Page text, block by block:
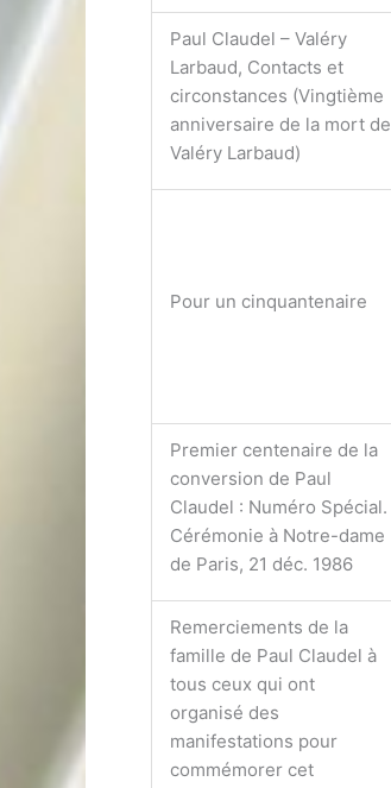
Paul Claudel – Valéry
Larbaud, Contacts et
circonstances (Vingtième
anniversaire de la mort de
Valéry Larbaud)
Pour un cinquantenaire
Premier centenaire de la
conversion de Paul
Claudel : Numéro Spécial.
Cérémonie à Notre-dame
de Paris, 21 déc. 1986
Remerciements de la
famille de Paul Claudel à
tous ceux qui ont
organisé des
manifestations pour
commémorer cet